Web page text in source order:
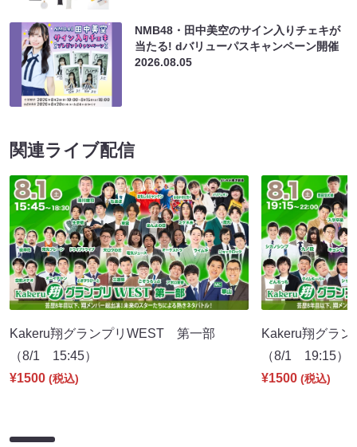
NMB48・田中美空のサイン入りチェキが
当たる! dバリューパスキャンペーン開催
2026.08.05
関連ライブ配信
Kakeru翔グランプリWEST 第一部
（8/1 15:45）
¥1500 (税込)
Kakeru翔グラ
（8/1 19:15）
¥1500 (税込)